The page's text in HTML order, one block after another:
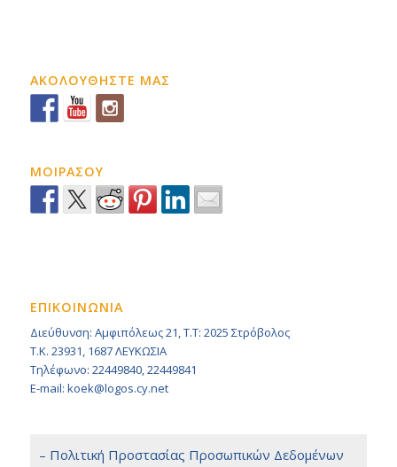
ΑΚΟΛΟΥΘΗΣΤΕ ΜΑΣ
ΜΟΙΡΑΣΟΥ
ΕΠΙΚΟΙΝΩΝΙΑ
Διεύθυνση: Αμφιπόλεως 21, Τ.Τ: 2025 Στρόβολος
Τ.Κ. 23931, 1687 ΛΕΥΚΩΣΙΑ
Τηλέφωνο: 22449840, 22449841
E-mail: koek@logos.cy.net
– Πολιτική Προστασίας Προσωπικών Δεδομένων